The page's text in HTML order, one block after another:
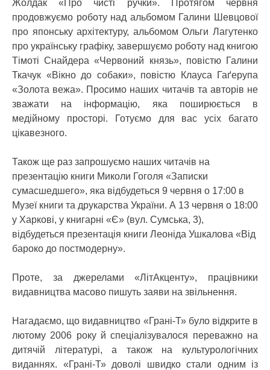
Жолдак «Про чисті ручки». Протягом червня
продовжуємо роботу над альбомом Галини Шевцової
про японську архітектуру, альбомом Ольги Лагутенко
про українську графіку, завершуємо роботу над книгою
Тімоті Снайдера «Червоний князь», повістю Галини
Ткачук «Вікно до собаки», повістю Клауса Гаґерупа
«Золота вежа». Просимо наших читачів та авторів не
зважати на інформацію, яка поширюється в
медійному просторі. Готуємо для вас усіх багато
цікавезного.
Також ще раз запрошуємо наших читачів на
презентацію книги Миколи Гоголя «Записки
сумасшедшего», яка відбудеться 9 червня о 17:00 в
Музеї книги та друкарства України. А 13 червня о 18:00
у Харкові, у книгарні «Є» (вул. Сумська, 3),
відбудеться презентація книги Леоніда Ушкалова «Від
бароко до постмодерну».
Проте, за джерелами «ЛітАкценту», працівники
видавництва масово пишуть заяви на звільнення.
Нагадаємо, що видавництво «Грані-Т» було відкрите в
лютому 2006 року й спеціалізувалося переважно на
дитячій літературі, а також на культурологічних
виданнях. «Грані-Т» доволі швидко стали одним із